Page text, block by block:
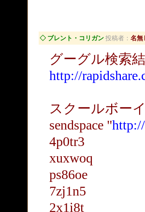
◇ ブレント・コリガン 投稿者： 名無
グーグル検索
http://
スクールボー
sendspace "
4p0tr3
xuxwoq
ps86oe
7zj1n5
2x1i8t